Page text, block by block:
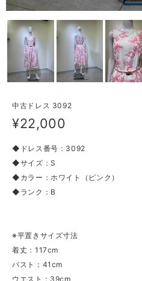
中古ドレス 3092
¥22,000
◆ドレス番号：3092
◆サイズ：S
◆カラー：ホワイト（ピンク）
◆ランク：B
※平置きサイズ寸法
着丈：117cm
バスト：41cm
ウエスト：39cm